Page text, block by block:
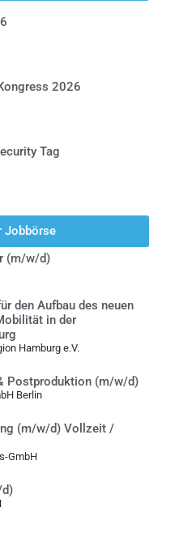
2026
Tag
Jobbörse
(m/w/d)
den Aufbau des neuen
in der
Hamburg e.V.
Postproduktion (m/w/d)
Berlin
(m/w/d) Vollzeit /
GmbH